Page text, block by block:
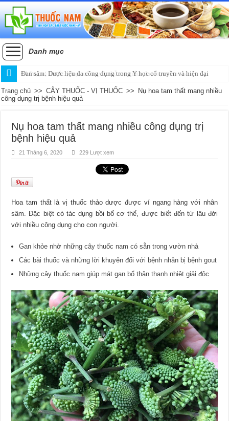
Danh mục
Đan sâm: Dược liệu đa công dụng trong Y học cổ truyền và hiện đại
Trang chủ >> CÂY THUỐC - VỊ THUỐC >>
Nụ hoa tam thất mang nhiều
công dụng trị bệnh hiệu quả
Nụ hoa tam thất mang nhiều công dụng trị
bệnh hiệu quả
21 Tháng 6, 2020 229 Lượt xem
Hoa tam thất là vị thuốc thảo dược được ví ngang hàng với nhân
sâm. Đặc biệt có tác dụng bồi bổ cơ thể, được biết đến từ lâu đời
với nhiều công dụng cho con người.
Gan khỏe nhờ những cây thuốc nam có sẵn trong vườn nhà
Các bài thuốc và những lời khuyên đối với bệnh nhân bị bệnh gout
Những cây thuốc nam giúp mát gan bổ thận thanh nhiệt giải độc